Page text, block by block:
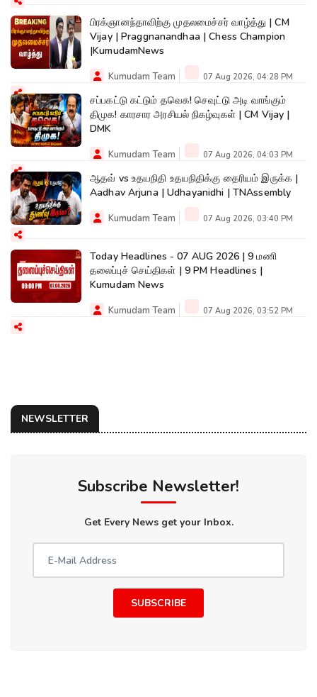
பிரக்ஞானந்தாவிற்கு முதலமைச்சர் வாழ்த்து | CM
Vijay | Praggnanandhaa | Chess Champion
|KumudamNews
Kumudam Team 07 Aug 2026, 04:28 PM
சப்பகட்டு கட்டும் தவெக! செவுட்டு அடி வாங்கும்
திமுக! காரசார அரசியல் நிகழ்வுகள் | CM Vijay |
DMK
Kumudam Team 07 Aug 2026, 04:03 PM
ஆதவ் vs உதயநிதி உதயநிதிக்கு தைரியம் இருக்க |
Aadhav Arjuna | Udhayanidhi | TNAssembly
Kumudam Team 07 Aug 2026, 03:40 PM
Today Headlines - 07 AUG 2026 | 9 மணி
தலைப்புச் செய்திகள் | 9 PM Headlines |
Kumudam News
Kumudam Team 07 Aug 2026, 03:52 PM
NEWSLETTER
Subscribe Newsletter!
Get Every News get your Inbox.
SUBSCRIBE